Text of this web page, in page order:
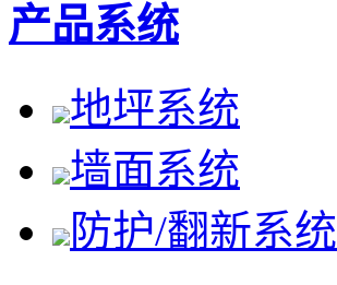
产品系统
地坪系统
墙面系统
防护/翻新系统